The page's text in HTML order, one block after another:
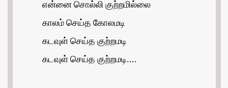
என்னை சொல்லி குற்றமில்லை
காலம் செய்த கோலமடி
கடவுள் செய்த குற்றமடி
கடவுள் செய்த குற்றமடி....